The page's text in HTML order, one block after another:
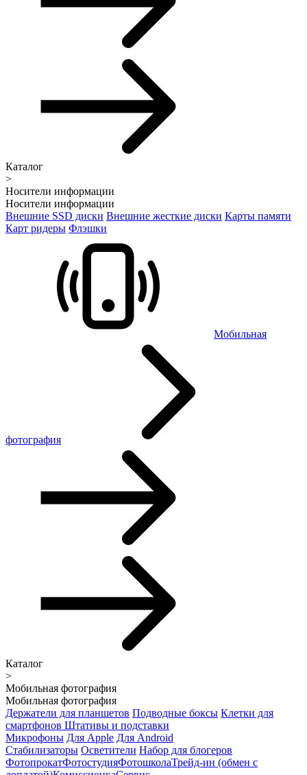
Каталог
>
Носители информации
Носители информации
Внешние SSD диски Внешние жесткие диски Карты памяти
Карт ридеры Флэшки
Мобильная
фотография
Каталог
>
Мобильная фотография
Мобильная фотография
Держатели для планшетов Подводные боксы Клетки для
смартфонов Штативы и подставки
Микрофоны Для Apple Для Android
Стабилизаторы Осветители Набор для блогеров
ФотопрокатФотостудияФотошколаТрейд-ин (обмен с